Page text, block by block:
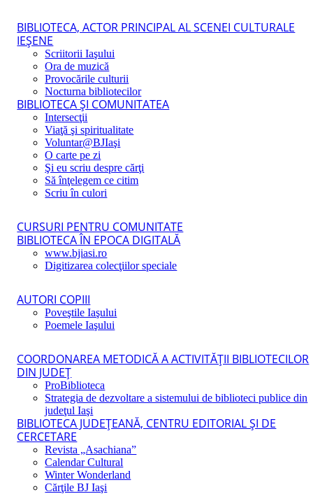
BIBLIOTECA, ACTOR PRINCIPAL AL SCENEI CULTURALE
IEŞENE
Scriitorii Iaşului
Ora de muzică
Provocările culturii
Nocturna bibliotecilor
BIBLIOTECA ŞI COMUNITATEA
Intersecţii
Viaţă şi spiritualitate
Voluntar@BJIaşi
O carte pe zi
Şi eu scriu despre cărţi
Să înţelegem ce citim
Scriu în culori
CURSURI PENTRU COMUNITATE
BIBLIOTECA ÎN EPOCA DIGITALĂ
www.bjiasi.ro
Digitizarea colecţiilor speciale
AUTORI COPIII
Poveştile Iaşului
Poemele Iaşului
COORDONAREA METODICĂ A ACTIVITĂŢII BIBLIOTECILOR
DIN JUDEŢ
ProBiblioteca
Strategia de dezvoltare a sistemului de biblioteci publice din
judeţul Iaşi
BIBLIOTECA JUDEŢEANĂ, CENTRU EDITORIAL ŞI DE
CERCETARE
Revista „Asachiana”
Calendar Cultural
Winter Wonderland
Cărţile BJ Iaşi